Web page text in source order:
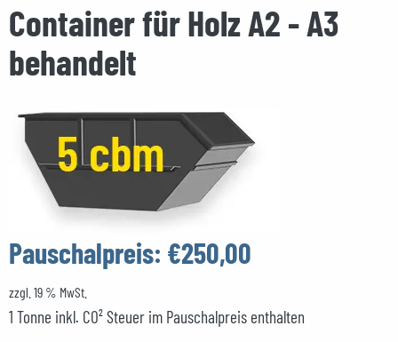
Container für Holz A2 - A3
behandelt
Pauschalpreis: €250,00
zzgl. 19 % MwSt.
1 Tonne inkl. CO² Steuer im Pauschalpreis enthalten